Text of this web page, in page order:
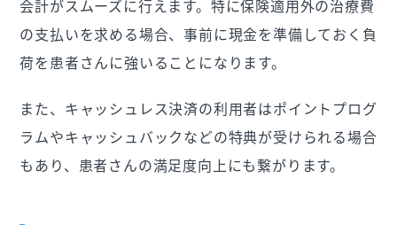
会計がスムーズに行えます。特に保険適用外の治療費
の支払いを求める場合、事前に現金を準備しておく負
荷を患者さんに強いることになります。
また、キャッシュレス決済の利用者はポイントプログ
ラムやキャッシュバックなどの特典が受けられる場合
もあり、患者さんの満足度向上にも繋がります。